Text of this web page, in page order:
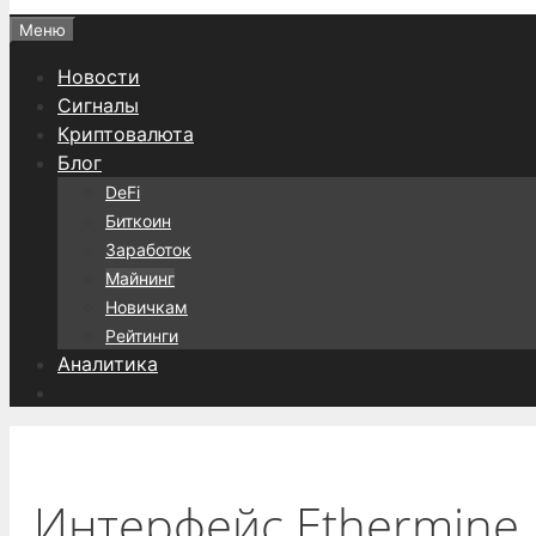
Меню
Новости
Сигналы
Криптовалюта
Блог
DeFi
Биткоин
Заработок
Майнинг
Новичкам
Рейтинги
Аналитика